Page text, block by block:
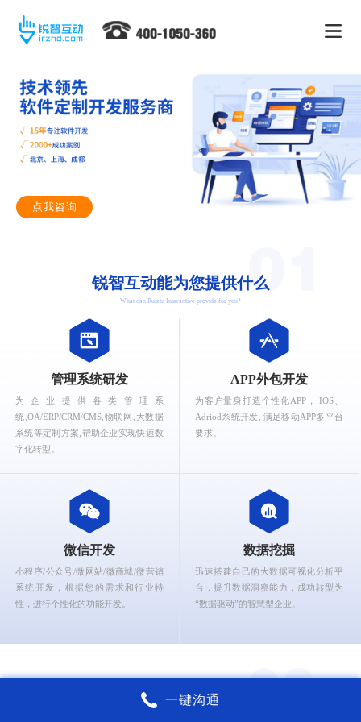
点我咨询
锐智互动能为您提供什么
What can Ruizhi Interactive provide for you?
管理系统研发
为企业提供各类管理系
统,OA/ERP/CRM/CMS,物联网,大数据
系统等定制方案,帮助企业实现快速数
字化转型。
APP外包开发
为客户量身打造个性化APP， IOS、
Adriod系统开发, 满足移动APP多平台
要求。
微信开发
小程序/公众号/微网站/微商城/微营销
系统开发，根据您的需求和行业特
性，进行个性化的功能开发。
数据挖掘
迅速搭建自己的大数据可视化分析平
台，提升数据洞察能力，成功转型为
“数据驱动”的智慧型企业。
锐智互动核心能力
一键沟通